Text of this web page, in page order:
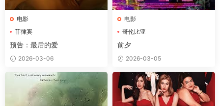
电影
菲律宾
预告：最后的爱
2026-03-06
电影
哥伦比亚
前夕
2026-03-05